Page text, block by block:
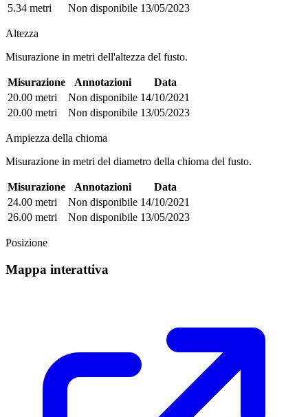
5.34 metri Non disponibile 13/05/2023
Altezza
Misurazione in metri dell'altezza del fusto.
Misurazione Annotazioni
Data
20.00 metri
Non disponibile 14/10/2021
20.00 metri
Non disponibile 13/05/2023
Ampiezza della chioma
Misurazione in metri del diametro della chioma del fusto.
Misurazione Annotazioni
Data
24.00 metri
Non disponibile 14/10/2021
26.00 metri
Non disponibile 13/05/2023
Posizione
Mappa interattiva